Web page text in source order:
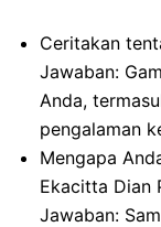
Ceritakan
Jawaban:
Anda,
pengalaman
Mengapa
Ekacitta Dian
Jawaban: